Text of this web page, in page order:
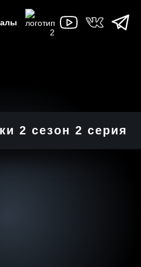
2 cезон 2 cерия